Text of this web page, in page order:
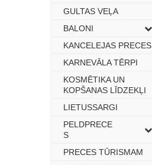
GULTAS VEĻA
–
BALONI
–
KANCELEJAS PRECES
–
KARNEVĀLA TĒRPI
–
KOSMĒTIKA UN
KOPŠANAS LĪDZEKĻI
–
LIETUSSARGI
–
PELDPRECE
S
–
PRECES TŪRISMAM
–